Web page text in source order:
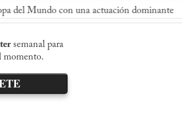
con una actuación dominante
semanal para
momento.